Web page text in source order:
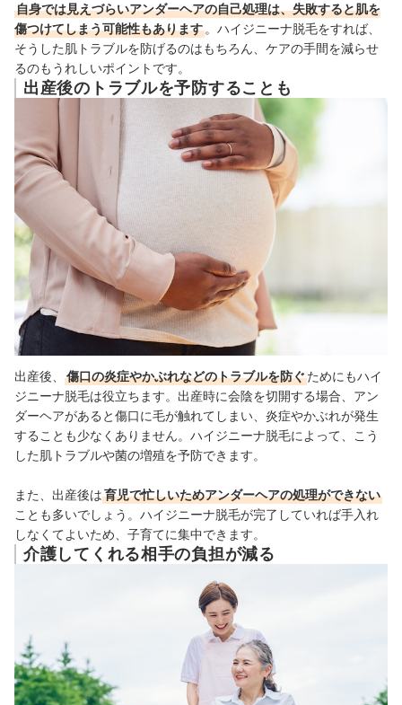
自身では見えづらいアンダーヘアの自己処理は、失敗すると肌を
傷つけてしまう可能性もあります 。ハイジニーナ脱毛をすれば、
そうした肌トラブルを防げるのはもちろん、ケアの手間を減らせ
るのもうれしいポイントです。
出産後のトラブルを予防することも
出産後、 傷口の炎症やかぶれなどのトラブルを防ぐためにもハイ
ジニーナ脱毛は役立ちます。出産時に会陰を切開する場合、アン
ダーヘアがあると傷口に毛が触れてしまい、炎症やかぶれが発生
することも少なくありません。ハイジニーナ脱毛によって、こう
した肌トラブルや菌の増殖を予防できます。
また、出産後は育児で忙しいためアンダーヘアの処理ができない
ことも多いでしょう。ハイジニーナ脱毛が完了していれば手入れ
しなくてよいため、子育てに集中できます。
介護してくれる相手の負担が減る